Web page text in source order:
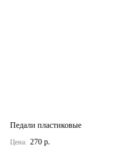
Педали пластиковые
Цена: 270 р.